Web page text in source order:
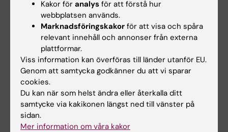
det gäller värderingen av framtida hjärt-
kärlsjukdom eller för tidig död, säger Finn
Rasmussen.
Studien är finansierad med pengar från
Vetenskapsrådet samt från Spanska
ministeriet för vetenskap och innovation.
Läs ett pressmedelande om studien
Kakor för analys för att förstå hur
webbplatsen används.
Marknadsföringskakor för att visa och spåra
relevant innehåll och annonser från externa
plattformar.
Viss information kan överföras till länder utanför EU.
Genom att samtycka godkänner du att vi sparar
cookies.
Du kan när som helst ändra eller återkalla ditt
samtycke via kakikonen längst ned till vänster på
sidan.
Mer information om våra kakor